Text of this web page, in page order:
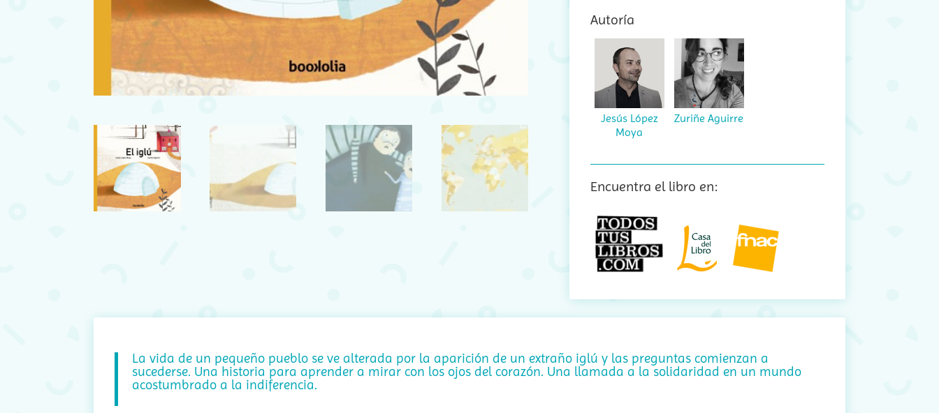
Autoría
Jesús López
Moya
Zuriñe Aguirre
Encuentra el libro en:
La vida de un pequeño pueblo se ve alterada por la aparición de un extraño iglú y las preguntas comienzan a
sucederse. Una historia para aprender a mirar con los ojos del corazón. Una llamada a la solidaridad en un mundo
acostumbrado a la indiferencia.